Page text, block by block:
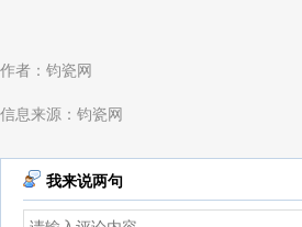
作者：钧瓷网
信息来源：钧瓷网
我来说两句